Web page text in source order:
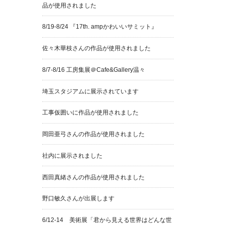
品が使用されました
8/19-8/24 『17th. ampかわいいサミット』
佐々木華枝さんの作品が使用されました
8/7-8/16 工房集展＠Cafe&Gallery温々
埼玉スタジアムに展示されています
工事仮囲いに作品が使用されました
岡田亜弓さんの作品が使用されました
社内に展示されました
西田真緒さんの作品が使用されました
野口敏久さんが出展します
6/12-14 美術展「君から見える世界はどんな世